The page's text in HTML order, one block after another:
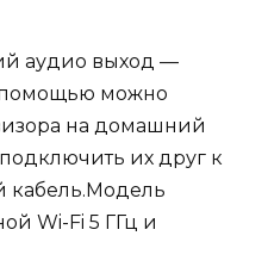
аудио выход —
помощью можно
на домашний
их друг к
кабель.Модель
Wi-Fi 5 ГГц и